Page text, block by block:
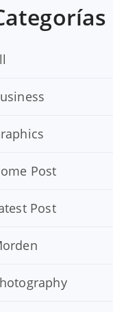
Post
Post